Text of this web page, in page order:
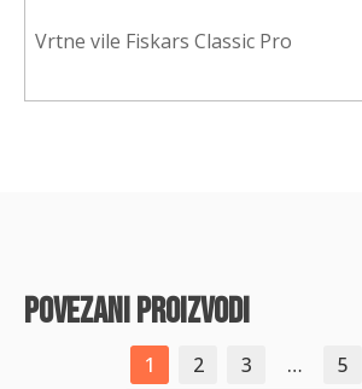
Vrtne vile Fiskars Classic Pro
povezani proizvodi
1 2 3 … 5